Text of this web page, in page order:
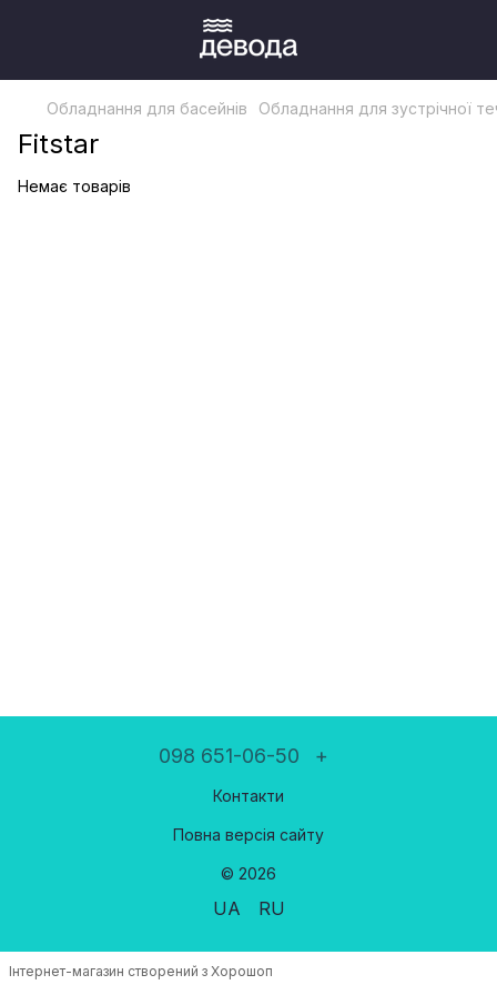
Обладнання для басейнів Обладнання для зустрічної
Fitstar
Немає товарів
098 651-06-50 +
Контакти
Повна версія сайту
© 2026
UA RU
Інтернет-магазин створений з Хорошоп